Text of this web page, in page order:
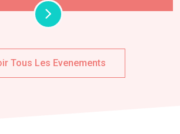
Tous Les Evenements